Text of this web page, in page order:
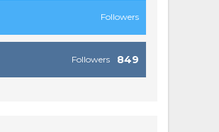
Followers
849
Followers